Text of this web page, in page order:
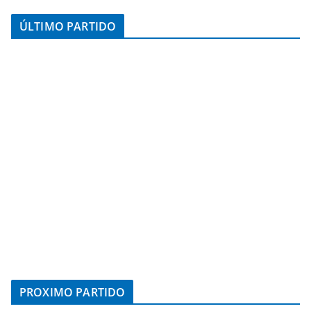
ÚLTIMO PARTIDO
PROXIMO PARTIDO